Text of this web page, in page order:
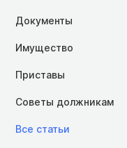
Документы
Имущество
Приставы
Советы должникам
Все статьи